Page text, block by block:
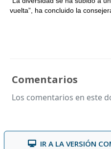
vuelta”, ha concluido la
Comentarios
Los comentarios en este
IR A LA VERSIÓN